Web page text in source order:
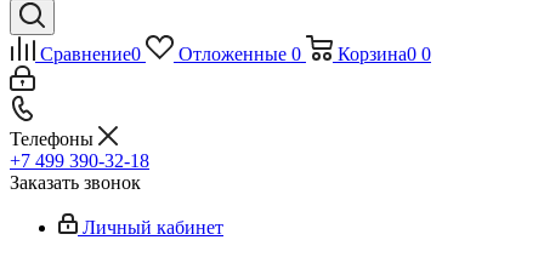
Сравнение0 Отложенные 0 Корзина0 0
Телефоны
+7 499 390-32-18
Заказать звонок
Личный кабинет